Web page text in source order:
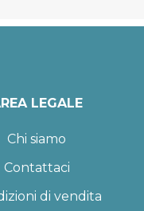
LEGALE
Chi siamo
Contattaci
di vendita